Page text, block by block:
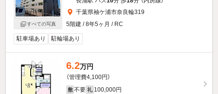
すべての写真
千葉県袖ケ浦市奈良輪319
5階建 / 8年5ヶ月 / RC
駐車場あり 駐輪場あり
6.2万円
（管理費4,100円）
敷 不要 礼 100,000円